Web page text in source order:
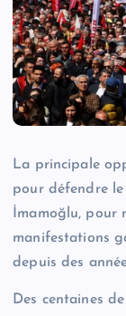
La principale
pour défendre
İmamoğlu, pour
manifestations
depuis des
Des centaines